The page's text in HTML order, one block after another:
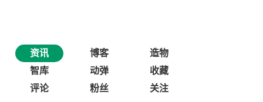
资讯 博客
造物
智库
动弹
收藏
评论
粉丝 关注